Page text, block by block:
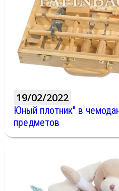
19/02/2022
Юный плотник" в
предметов